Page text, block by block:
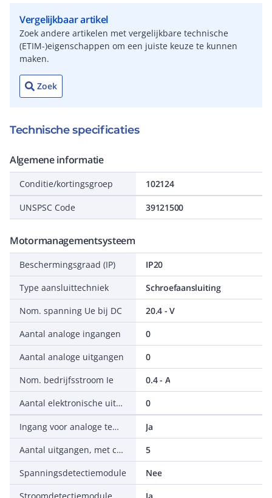
Vergelijkbaar artikel
Zoek andere artikelen met vergelijkbare technische
(ETIM-)eigenschappen om een juiste keuze te kunnen
maken.
Zoek
Technische specificaties
Algemene informatie
Conditie/kortingsgroep 102124
UNSPSC Code 39121500
Motormanagementsysteem
Beschermingsgraad (IP)
IP20
Type aansluittechniek
Schroefaansluiting
Nom. spanning Ue bij DC
20.4 - V
Aantal analoge ingangen
0
Aantal analoge uitgangen
0
Nom. bedrijfsstroom Ie
0.4 - A
Aantal elektronische uitgangen
0
Ingang voor analoge temperatuurvoeler
Ja
Aantal uitgangen, met contact
5
Spanningsdetectiemodule
Nee